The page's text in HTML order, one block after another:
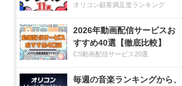
オリコン顧客満足度ランキング
2026年動画配信サービスお
すすめ40選【徹底比較】
CS動画配信サービス20選
毎週の音楽ランキングから、